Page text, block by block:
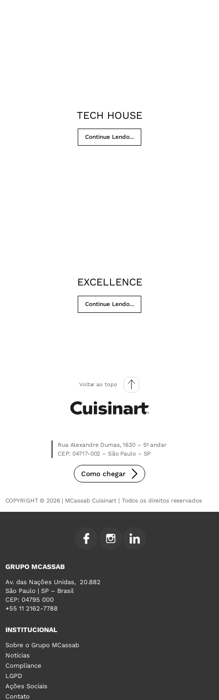
TECH HOUSE
Continue Lendo...
EXCELLENCE
Continue Lendo...
Voltar ao topo
Rua Alexandre Dumas, 1630 – 5º andar
CEP: 04717-002 – São Paulo – SP
Como chegar
COPYRIGHT © 2026 | MCassab Cuisinart | Todos os direitos reservados
GRUPO MCASSAB
Av. das Nações Unidas, 20.882
São Paulo | SP – Brasil
CEP: 04795 000
+55 11 2162-7788
INSTITUCIONAL
Sobre o Grupo MCassab
Notícias
Compliance
LGPD
Ações Sociais
Contato